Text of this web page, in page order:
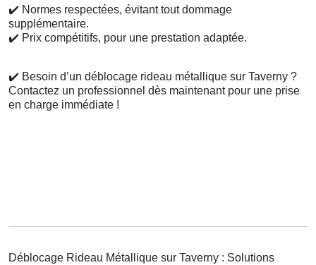
✔️ Normes respectées, évitant tout dommage
supplémentaire.
✔️ Prix compétitifs, pour une prestation adaptée.
✔️ Besoin d’un déblocage rideau métallique sur Taverny ?
Contactez un professionnel dès maintenant pour une prise
en charge immédiate !
Déblocage Rideau Métallique sur Taverny : Solutions